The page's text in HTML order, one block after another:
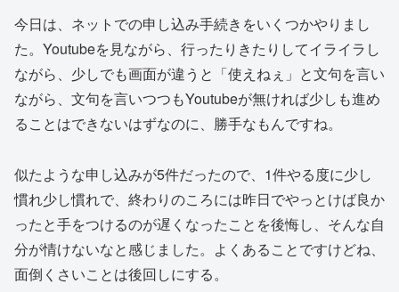
今日は、ネットでの申し込み手続きをいくつかやりまし
た。Youtubeを見ながら、行ったりきたりしてイライラし
ながら、少しでも画面が違うと「使えねぇ」と文句を言い
ながら、文句を言いつつもYoutubeが無ければ少しも進め
ることはできないはずなのに、勝手なもんですね。
似たような申し込みが5件だったので、1件やる度に少し
慣れ少し慣れで、終わりのころには昨日でやっとけば良か
ったと手をつけるのが遅くなったことを後悔し、そんな自
分が情けないなと感じました。よくあることですけどね、
面倒くさいことは後回しにする。